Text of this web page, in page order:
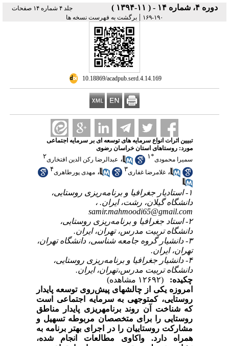
دوره ۴، شماره ۱۴ - ( ۱۱-۱۳۹۴ )
جلد ۴ شماره ۱۴ صفحات
۱۹۰-۱۶۹
| برگشت به فهرست نسخه ها
‎ 10.18869/acadpub.serd.4.14.169
تبیین اثرات انواع سرمایه های توسعه ای بر سرمایه اجتماعی
مورد: روستاهای استان خراسان رضوی
سمیرا محمودی*۱ ، عبدالرضا رکن الدین افتخاری۲
، غلامرضا غفاری۳ ، مهدی پورطاهری۴
۱- استادیار جغرافیا و برنامه‌ریزی روستایی،
دانشگاه گیلان، رشت، ایران. ،
samir.mahmoodi65@gmail.com
۲- استاد جغرافیا و برنامه‌ریزی روستایی،
دانشگاه تربیت مدرس، تهران، ایران.
۳- دانشیار گروه جامعه شناسی، دانشگاه تهران،
تهران، ایران.
۴- دانشیار جغرافیا و برنامه‌ریزی روستایی،
دانشگاه تربیت مدرس،تهران، ایران.
چکیده:
(۱۲۶۹۲ مشاهده)
امروزه یکی از چالش­های پیش­‌روی توسعه پایدار
روستایی، کم­توجهی به سرمایه اجتماعی است
که شناخت آن روند برنامه­ریزی پایدار مناطق
روستایی را برای متخصصان مربوطه تسهیل و
مشارکت روستاییان را در اجرای بهتر برنامه به
همراه دارد. واکاوی مطالعات انجام شده،